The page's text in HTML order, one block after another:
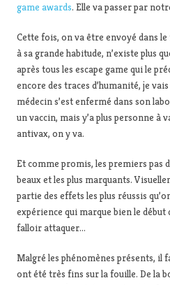
game awards. Elle va passer par
Cette fois, on va être envoyé dans
à sa grande habitude, n’existe plus
après tous les escape game qui le
encore des traces d’humanité, je
médecin s’est enfermé dans son
un vaccin, mais y’a plus personne à
antivax, on y va.
Et comme promis, les premiers pas
beaux et les plus marquants.
partie des effets les plus réussis
expérience qui marque bien le début
falloir attaquer…
Malgré les phénomènes présents, il
ont été très fins sur la fouille. De la